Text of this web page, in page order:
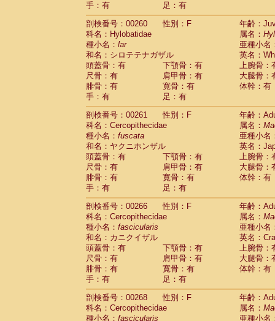
手：有
足：有
剖検番号：00260
性別：F
年齢：
科名：Hylobatidae
属名：
種小名： lar
亜種小名
和名：シロテテナガザル
英名：
頭蓋骨：有
下顎骨：有
上腕骨：
尺骨：有
肩甲骨：有
大腿骨：
腓骨：有
寛骨：有
体幹：有
手：有
足：有
剖検番号：00261
性別：F
年齢：
科名：Cercopithecidae
属名：
種小名： fuscata
亜種小名
和名：ヤクニホンザル
英名：
頭蓋骨：有
下顎骨：有
上腕骨：
尺骨：有
肩甲骨：有
大腿骨：
腓骨：有
寛骨：有
体幹：有
手：有
足：有
剖検番号：00266
性別：F
年齢：
科名：Cercopithecidae
属名：
種小名： fascicularis
亜種小名
和名：カニクイザル
英名：
頭蓋骨：有
下顎骨：有
上腕骨：
尺骨：有
肩甲骨：有
大腿骨：
腓骨：有
寛骨：有
体幹：有
手：有
足：有
剖検番号：00268
性別：F
年齢：
科名：Cercopithecidae
属名：
種小名： fascicularis 亜種小名